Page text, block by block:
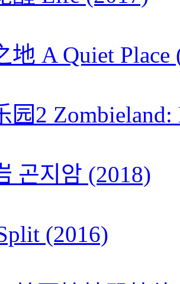
地 A Quiet Place
园2 Zombieland:
곤지암 (2018)
(2016)